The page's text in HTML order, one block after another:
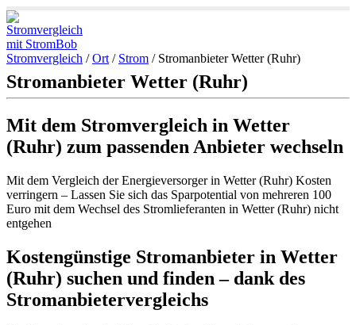
Stromvergleich /Ort / Strom / Stromanbieter Wetter (Ruhr)
Stromanbieter Wetter (Ruhr)
Mit dem Stromvergleich in Wetter
(Ruhr) zum passenden Anbieter wechseln
Mit dem Vergleich der Energieversorger in Wetter (Ruhr) Kosten
verringern – Lassen Sie sich das Sparpotential von mehreren 100
Euro mit dem Wechsel des Stromlieferanten in Wetter (Ruhr) nicht
entgehen
Kostengünstige Stromanbieter in Wetter
(Ruhr) suchen und finden – dank des
Stromanbietervergleichs